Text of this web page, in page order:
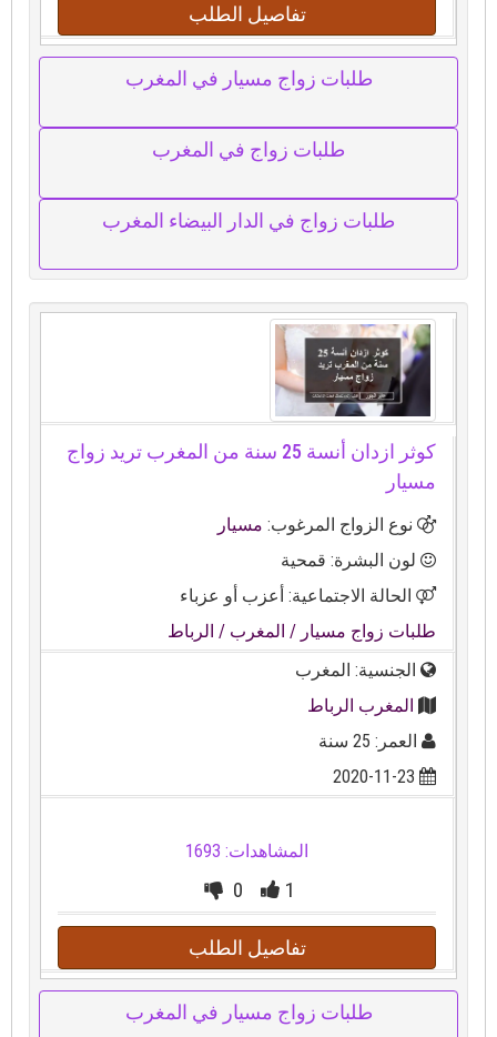
تفاصيل الطلب
طلبات زواج مسيار في المغرب
طلبات زواج في المغرب
طلبات زواج في الدار البيضاء المغرب
كوثر ازدان أنسة 25 سنة من المغرب تريد زواج
مسيار
نوع الزواج المرغوب:مسيار
لون البشرة: قمحية
الحالة الاجتماعية: أعزب أو عزباء
طلبات زواج مسيار / المغرب/ الرباط
الجنسية: المغرب
المغرب الرباط
العمر: 25 سنة
2020-11-23
المشاهدات: 1693
1
0
تفاصيل الطلب
طلبات زواج مسيار في المغرب